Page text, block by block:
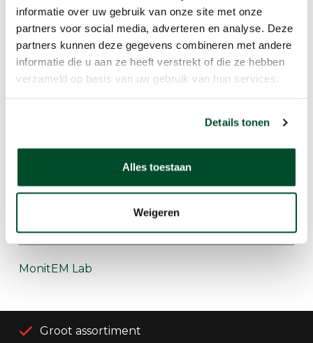
informatie over uw gebruik van onze site met onze
partners voor social media, adverteren en analyse. Deze
partners kunnen deze gegevens combineren met andere
informatie die u aan ze heeft verstrekt of die ze hebben
verzameld op basis van uw gebruik van hun services.
Details tonen
Alles toestaan
Weigeren
MonitEM
MonitEM Lab
Groot assortiment